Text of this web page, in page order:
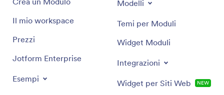
Il mio workspace
Prezzi
Jotform Enterprise
Esempi
Modelli
Temi per Moduli
Widget Moduli
Integrazioni
Widget per Siti Web NEW